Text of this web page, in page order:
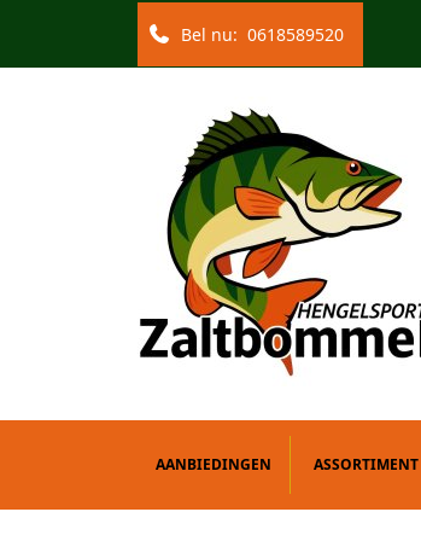
Bel nu: 0618589520
AANBIEDINGEN ASSORTIMENT